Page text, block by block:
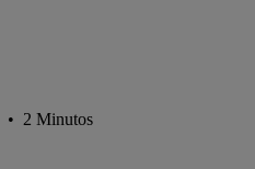
• 2 Minutos